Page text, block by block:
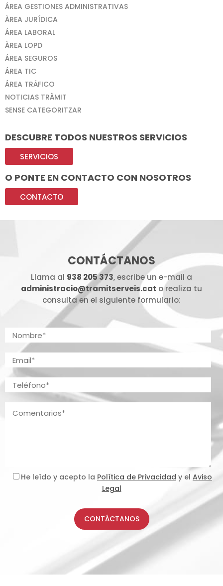
ÁREA GESTIONES ADMINISTRATIVAS
ÀREA JURÍDICA
ÁREA LABORAL
ÀREA LOPD
ÁREA SEGUROS
ÁREA TIC
ÁREA TRÁFICO
NOTICIAS TRÀMIT
SENSE CATEGORITZAR
DESCUBRE TODOS NUESTROS SERVICIOS
SERVICIOS
O PONTE EN CONTACTO CON NOSOTROS
CONTACTO
CONTÁCTANOS
Llama al 938 205 373, escribe un e-mail a
administracio@tramitserveis.cat o realiza tu
consulta en el siguiente formulario:
He leído y acepto la Política de Privacidad y el Aviso
Legal
CONTÁCTANOS